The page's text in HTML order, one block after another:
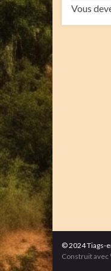
Vous
© 2024 Tiags-
Construit avec